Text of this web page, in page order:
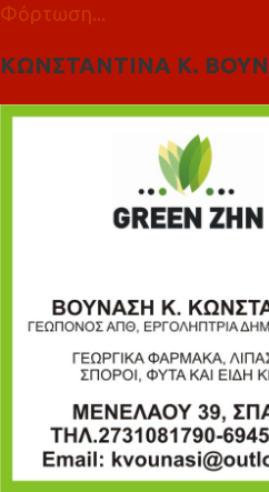
Φόρτωση...
ΚΩΝΣΤΑΝΤΙΝΑ Κ.